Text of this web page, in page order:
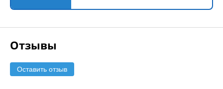
Отзывы
Оставить отзыв